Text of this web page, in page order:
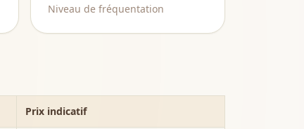
Niveau de fréquentation
Prix indicatif